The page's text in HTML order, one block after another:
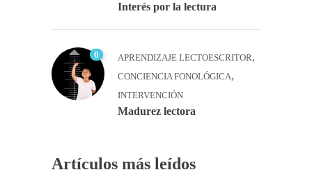
Interés por la lectura
0 APRENDIZAJE LECTOESCRITOR,
CONCIENCIA FONOLÓGICA,
INTERVENCIÓN
Madurez lectora
Artículos más leídos